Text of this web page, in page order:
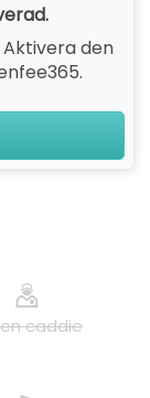
den
caddie